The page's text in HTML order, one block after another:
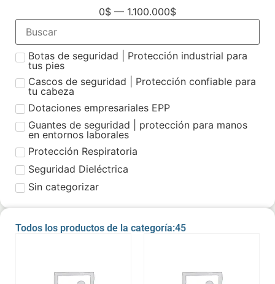
0$ — 1.100.000$
Botas de seguridad | Protección industrial para
tus pies
Cascos de seguridad | Protección confiable para
tu cabeza
Dotaciones empresariales EPP
Guantes de seguridad | protección para manos
en entornos laborales
Protección Respiratoria
Seguridad Dieléctrica
Sin categorizar
Todos los productos de la categoría:45